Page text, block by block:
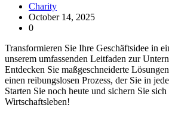
Charity
October 14, 2025
0
Transformieren Sie Ihre Geschäftsidee in
unserem umfassenden Leitfaden zur
Entdecken Sie maßgeschneiderte
einen reibungslosen Prozess, der Sie in
Starten Sie noch heute und sichern Sie
Wirtschaftsleben!